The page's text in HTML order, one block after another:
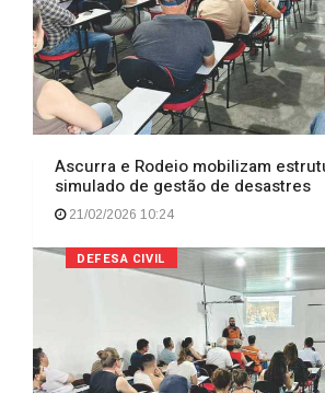
Ascurra e Rodeio mobilizam
simulado de gestão de desastres
21/02/2026 10:24
DEFESA CIVIL